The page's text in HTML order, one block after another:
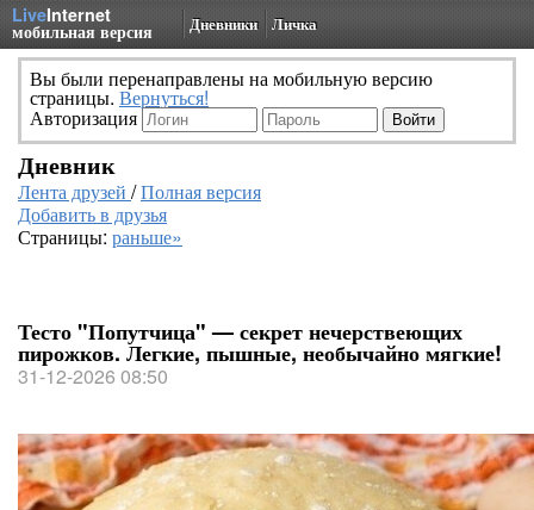
LiveInternet
мобильная версия Дневники Личка
Вы были перенаправлены на мобильную версию
страницы. Вернуться!
Авторизация
Дневник
Лента друзей /Полная версия
Добавить в друзья
Страницы: раньше»
Тесто "Попутчица" — секрет нечерствеющих
пирожков. Легкие, пышные, необычайно мягкие!
31-12-2026 08:50